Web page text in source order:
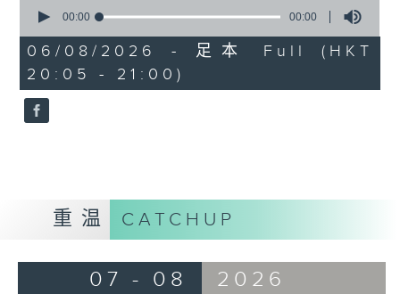
seconds
0
seconds
00:00 00:00
06/08/2026 - 足本 Full (HKT
20:05 - 21:00)
重温 CATCHUP
07 - 08 2026